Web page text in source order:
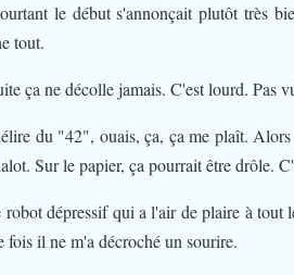
le début s'annonçait plutôt très
tout.
ça ne décolle jamais. C'est lourd. Pas
du "42", ouais, ça, ça me plaît.
Sur le papier, ça pourrait être drôle.
robot dépressif qui a l'air de plaire à tout
fois il ne m'a décroché un sourire.